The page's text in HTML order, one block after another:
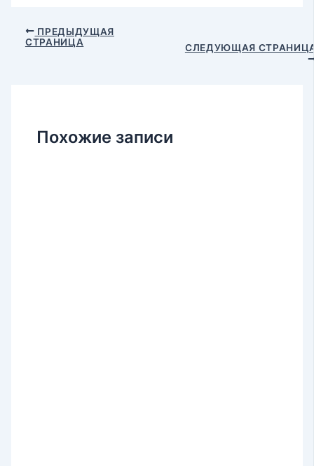
Навигация
ПРЕДЫДУЩАЯ
СТРАНИЦА
СЛЕДУЮЩАЯ
Похожие записи